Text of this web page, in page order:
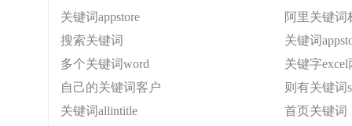
关键词appstore
阿里关键词
搜索关键词
关键词
多个关键词word
关键字
自己的关键词客户
则有关键词
关键词allintitle
首页关键词